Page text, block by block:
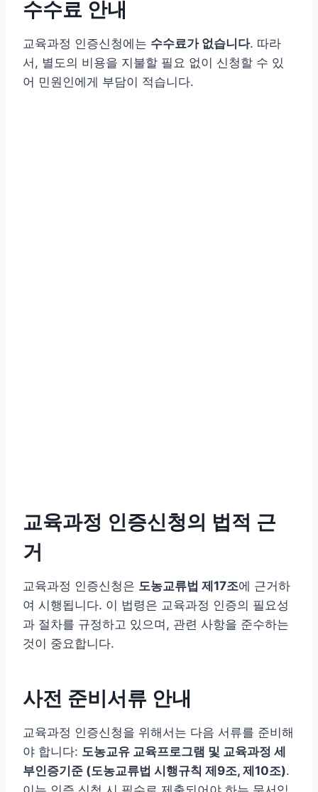
수수료 안내
교육과정 인증신청에는 수수료가 없습니다. 따라
서, 별도의 비용을 지불할 필요 없이 신청할 수 있
어 민원인에게 부담이 적습니다.
교육과정 인증신청의 법적 근
거
교육과정 인증신청은 도농교류법 제17조에 근거하
여 시행됩니다. 이 법령은 교육과정 인증의 필요성
과 절차를 규정하고 있으며, 관련 사항을 준수하는
것이 중요합니다.
사전 준비서류 안내
교육과정 인증신청을 위해서는 다음 서류를 준비해
야 합니다: 도농교유 교육프로그램 및 교육과정 세
부인증기준 (도농교류법 시행규칙 제9조, 제10조).